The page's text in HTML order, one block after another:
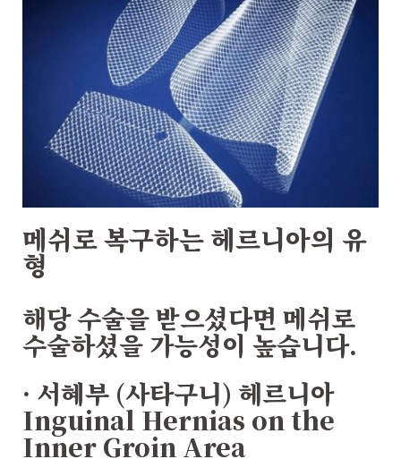
메쉬로 복구하는 헤르니아의 유
형
해당 수술을 받으셨다면 메쉬로
수술하셨을 가능성이 높습니다.
· 서혜부 (사타구니) 헤르니아
Inguinal Hernias on the
Inner Groin Area